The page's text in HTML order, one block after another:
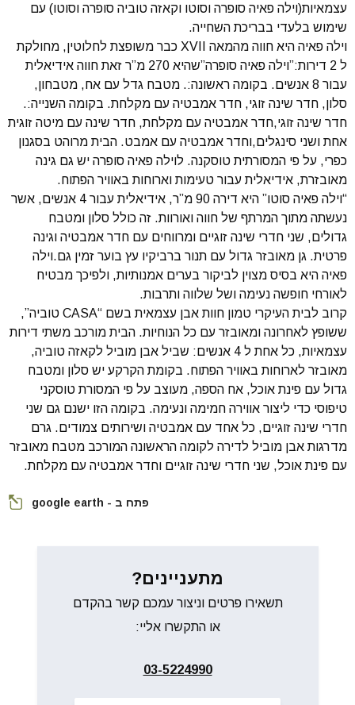
עצמאיות(וילה פאיה סופרה וסוטו וקאזה טוביה סופרה וסוטו) עם
שימוש בלעדי בבריכת השחייה.
וילה פאיה היא חווה מהמאה XVII כבר משופצת לחלוטין, מחולקת
ל 2 דירות:”וילה פאיה סופרה”שהיא 270 מ”ר זאת חווה אידיאלית
עבור 8 אנשים. בקומה ראשונה:. מטבח גדל עם אח, מטבחון,
סלון, חדר שינה זוגי, חדר אמבטיה עם מקלחת. בקומה השנייה:.
חדר שינה זוגי,חדר אמבטיה עם מקלחת, חדר שינה עם מיטה זוגית
אחת ושני סינגלים,וחדר אמבטיה עם אמבט. הבית מרוהט בסגנון
כפרי, על פי המסורתית טוסקנה. לוילה פאיה סופרה יש גם גינה
מאובזרת, אידיאלית עבור טעימות וארוחות באוויר הפתוח.
“וילה פאיה סוטו” היא דירה 90 מ”ר, אידיאלית עבור 4 אנשים, אשר
נעשתה מתוך המרתף של חווה ואורוות. זה כולל סלון ומטבח
גדולים, שני חדרי שינה זוגיים ומרווחים עם חדר אמבטיה וגינה
פרטית. גן מאובזר גדול עם תנור ברביקיו עץ בוער זמין גם.וילה
פאיה היא בסיס מצוין לביקור בערים אמנותיות, ולפיכך מבטיח
לאורחי חופשה נעימה ושל שלווה ותרבות.
קרוב לבית העיקרי טמון חוות אבן עצמאית בשם “CASA טוביה”,
ששופץ לאחרונה ומאובזר עם כל הנוחיות. הבית מורכב משתי דירות
עצמאיות, כל אחת ל 4 אנשים: שביל אבן מוביל לקאזה טוביה,
מאובזר לארוחות באוויר הפתוח. בקומת הקרקע יש סלון ומטבח
גדול עם פינת אוכל, אח הספה, מעוצב על פי המסורת טוסקני
טיפוסי כדי ליצור אווירה חמימה ונעימה. בקומה הזו ישנם גם שני
חדרי שינה זוגיים, כל אחד עם אמבטיה ושירותים צמודים. גרם
מדרגות אבן מוביל לדירה לקומה הראשונה המורכב מטבח מאובזר
עם פינת אוכל, שני חדרי שינה זוגיים וחדר אמבטיה עם מקלחת.
פתח ב - google earth
מתעניינים?
תשאירו פרטים וניצור עמכם קשר בהקדם
או התקשרו אליי:
03-5224990